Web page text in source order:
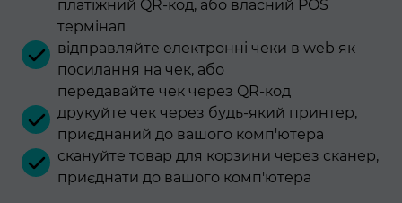
платіжний QR-код, або власний POS
термінал
відправляйте електронні чеки в web як
посилання на чек, або
передавайте чек через QR-код
друкуйте чек через будь-який принтер,
приєднаний до вашого комп'ютера
скануйте товар для корзини через сканер,
приєднати до вашого комп'ютера